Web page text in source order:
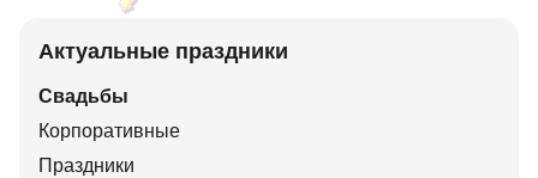
Актуальные праздники
Свадьбы
Корпоративные
Праздники